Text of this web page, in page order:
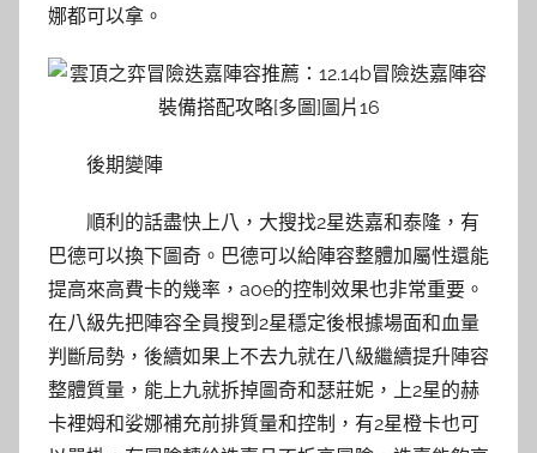
娜都可以拿。
後期變陣
順利的話盡快上八，大搜找2星迭嘉和泰隆，有
巴德可以換下圖奇。巴德可以給陣容整體加屬性還能
提高來高費卡的幾率，aoe的控制效果也非常重要。
在八級先把陣容全員搜到2星穩定後根據場面和血量
判斷局勢，後續如果上不去九就在八級繼續提升陣容
整體質量，能上九就拆掉圖奇和瑟莊妮，上2星的赫
卡裡姆和娑娜補充前排質量和控制，有2星橙卡也可